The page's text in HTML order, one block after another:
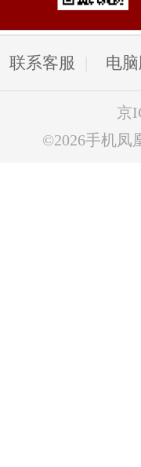
联系客服 电
京
©2026手机凤